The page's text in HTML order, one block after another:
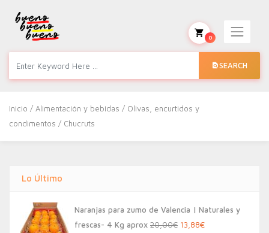
SEARCH
0
Inicio /Alimentación y bebidas / Olivas, encurtidos y
condimentos / Chucruts
Lo Último
Naranjas para zumo de Valencia | Naturales y
frescas- 4 Kg aprox 20,00€ El
13,88€El